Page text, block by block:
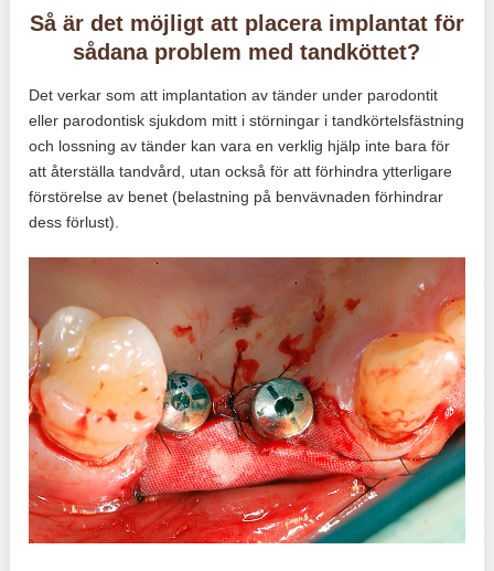
Så är det möjligt att placera implantat för
sådana problem med tandköttet?
Det verkar som att implantation av tänder under parodontit
eller parodontisk sjukdom mitt i störningar i tandkörtelsfästning
och lossning av tänder kan vara en verklig hjälp inte bara för
att återställa tandvård, utan också för att förhindra ytterligare
förstörelse av benet (belastning på benvävnaden förhindrar
dess förlust).